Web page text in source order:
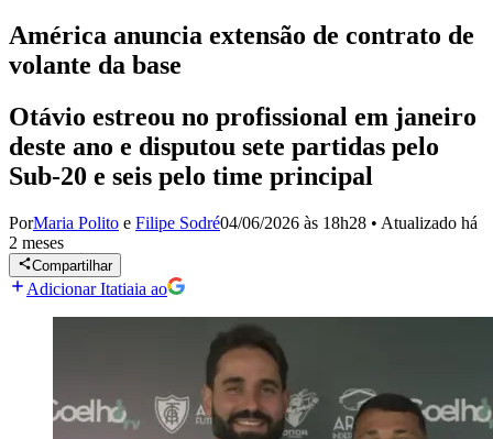
América anuncia extensão de contrato de
volante da base
Otávio estreou no profissional em janeiro
deste ano e disputou sete partidas pelo
Sub-20 e seis pelo time principal
PorMaria Polito e Filipe Sodré04/06/2026 às 18h28 • Atualizado há
2 meses
Compartilhar
Adicionar Itatiaia ao